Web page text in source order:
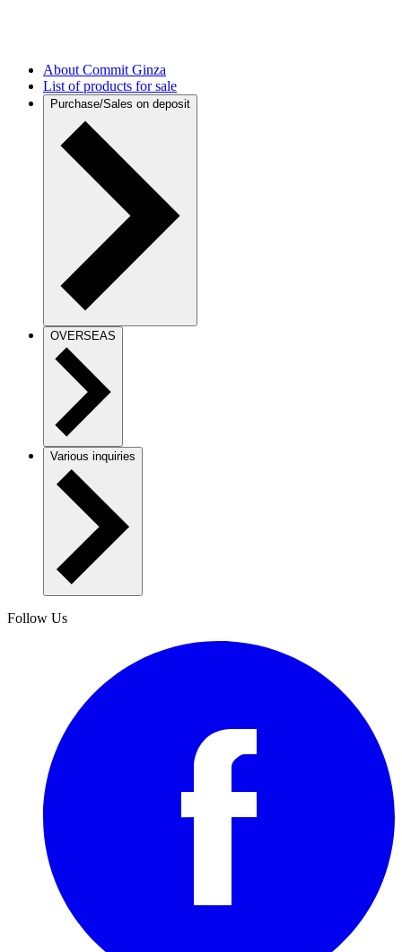
About Commit Ginza
List of products for sale
Purchase/Sales on deposit
OVERSEAS
Various inquiries
Follow Us